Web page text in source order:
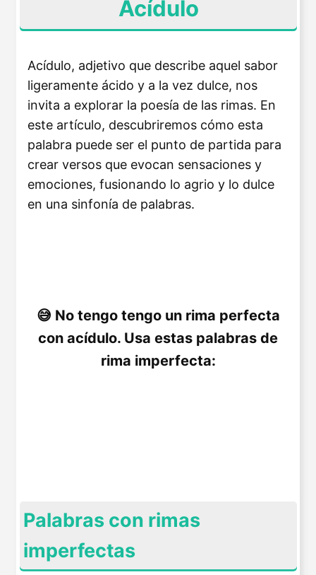
Acídulo
Acídulo, adjetivo que describe aquel sabor
ligeramente ácido y a la vez dulce, nos
invita a explorar la poesía de las rimas. En
este artículo, descubriremos cómo esta
palabra puede ser el punto de partida para
crear versos que evocan sensaciones y
emociones, fusionando lo agrio y lo dulce
en una sinfonía de palabras.
No tengo tengo un rima perfecta
con acídulo. Usa estas palabras de
rima imperfecta:
Palabras con rimas
imperfectas